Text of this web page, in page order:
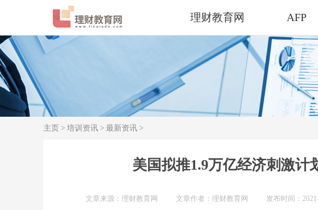
理财教育网 AFP
主页 > 培训资讯 > 最新资讯 >
美国拟推1.9万亿经济刺激计
文章来源：理财教育网 文章作者：理财教育网 发布时间：